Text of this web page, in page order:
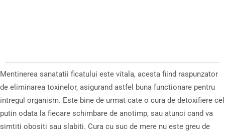
Mentinerea sanatatii ficatului este vitala, acesta fiind raspunzator
de eliminarea toxinelor, asigurand astfel buna functionare pentru
intregul organism. Este bine de urmat cate o cura de detoxifiere cel
putin odata la fiecare schimbare de anotimp, sau atunci cand va
simtiti obositi sau slabiti. Cura cu suc de mere nu este greu de